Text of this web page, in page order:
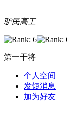
驴民高工
第一干将
个人空间
发短消息
加为好友